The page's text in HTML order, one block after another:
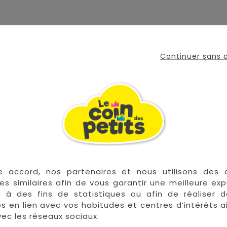
Continuer sans
accord, nos partenaires et nous utilisons des
similaires afin de vous garantir une meilleure
à des fins de statistiques ou afin de réaliser
en lien avec vos habitudes et centres d’intérêts
les réseaux sociaux.
Babou & Kendi se fixe facilement au parc, siège
de C.
clochette et hochet) attirent l'attention de bébé,
fin et les sens de bébé.
la Métropole,
les plus grandes marques de puériculture
la Réunion !